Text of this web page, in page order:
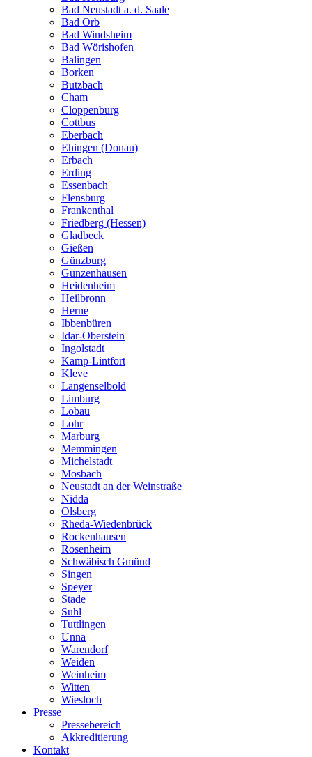
Bad Neustadt a. d. Saale
Bad Orb
Bad Windsheim
Bad Wörishofen
Balingen
Borken
Butzbach
Cham
Cloppenburg
Cottbus
Eberbach
Ehingen (Donau)
Erbach
Erding
Essenbach
Flensburg
Frankenthal
Friedberg (Hessen)
Gladbeck
Gießen
Günzburg
Gunzenhausen
Heidenheim
Heilbronn
Herne
Ibbenbüren
Idar-Oberstein
Ingolstadt
Kamp-Lintfort
Kleve
Langenselbold
Limburg
Löbau
Lohr
Marburg
Memmingen
Michelstadt
Mosbach
Neustadt an der Weinstraße
Nidda
Olsberg
Rheda-Wiedenbrück
Rockenhausen
Rosenheim
Schwäbisch Gmünd
Singen
Speyer
Stade
Suhl
Tuttlingen
Unna
Warendorf
Weiden
Weinheim
Witten
Wiesloch
Presse
Pressebereich
Akkreditierung
Kontakt